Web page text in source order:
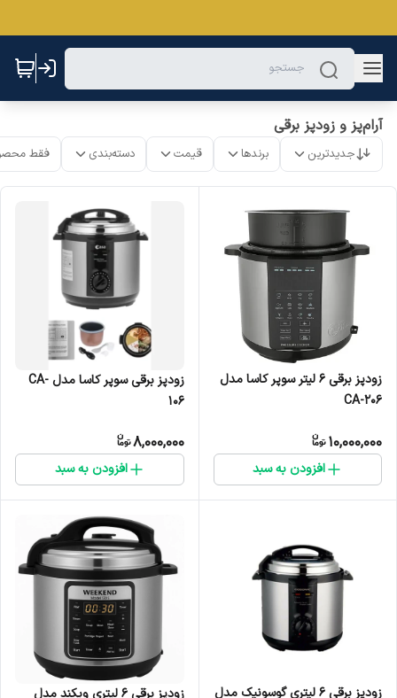
آرام‌پز و زودپز برقی
جدیدترین برندها قیمت دسته‌بندی فقط
زودپز برقی 6 لیتر سوپر کاسا مدل
CA-206
10,000,000
افزودن به سبد
زودپز برقی سوپر کاسا مدل CA-
106
8,000,000
افزودن به سبد
زودپز برقی 6 لیتری گوسونیک مدل
زودپز برقی 6 لیتری ویکند مدل